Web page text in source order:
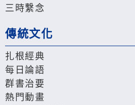
三時繫念
傳統文化
扎根經典
每日論語
群書治要
熱門動畫